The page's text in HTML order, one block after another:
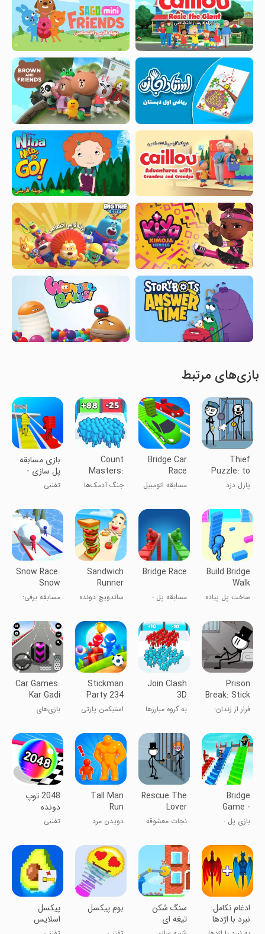
بازی‌های مرتبط
Thief
Puzzle: to
pass a level
پازل دزد
Bridge Car
Race
مسابقه اتومبیل
Count
Masters:
Stickman
جنگ آدمک‌ها
بازی مسابقه
پل سازی -
Bridge Run
تفننی
Build Bridge
Walk
ساخت پل پیاده
Bridge Race
مسابقه پل -
Sandwich
Runner
ساندویچ دونده
Snow Race:
Snow
Ball.IO
مسابقه برفی:
Prison
Break: Stick
Story
فرار از زندان:
استیکمن
Join Clash
3D
به گروه مبارزها
Stickman
Party 234
MiniGames
استیکمن پارتی
چندنفره
Car Games:
Kar Gadi
Wala Game
بازی‌های
گادی
Bridge
Game -
Race
Master 3D
بازی پل -
3D
Rescue The
Lover
نجات معشوقه
Tall Man
Run
دویدن مرد
‏‏2048 توپ
دونده
تفننی
ادغام تکامل:
نبرد با اژدها
سنگ شکن
تیغه ای
بومِ پیکسل
پیکسل
اسلایس